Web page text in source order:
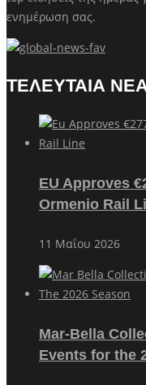
ενημέρωση σας.
ΤΕΛΕΥΤΑΙΑ
EU Approves
Ormenio Rail
11 Μαΐου 2026
Mar-Bella
Events for the